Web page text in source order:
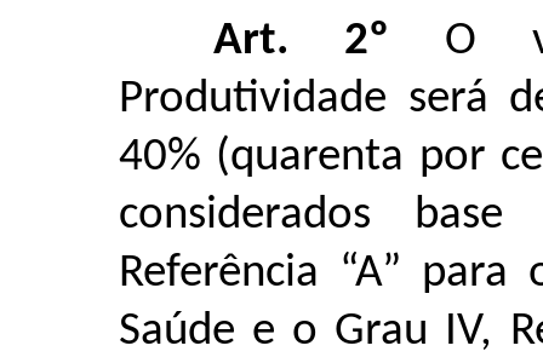
Art. 2º O
Produtividade será
40% (quarenta por
considerados
Referência “A”
Saúde e o Grau IV,